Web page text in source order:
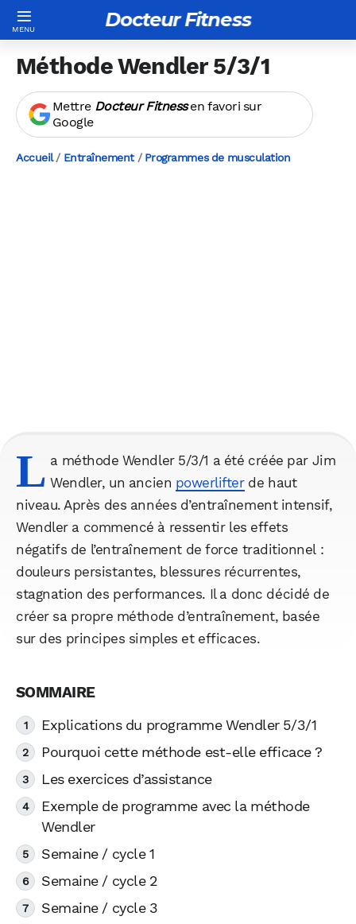
Docteur Fitness
Méthode Wendler 5/3/1
Mettre Docteur Fitnessen favori sur
Google
Accueil/ Entraînement/ Programmes de musculation
L a méthode Wendler 5/3/1 a été créée par Jim
Wendler, un ancien powerlifterde haut
niveau. Après des années d’entraînement intensif,
Wendler a commencé à ressentir les effets
négatifs de l’entraînement de force traditionnel :
douleurs persistantes, blessures récurrentes,
stagnation des performances. Il a donc décidé de
créer sa propre méthode d’entraînement, basée
sur des principes simples et efficaces.
Explications du programme Wendler 5/3/1
Pourquoi cette méthode est-elle efficace ?
Les exercices d’assistance
Exemple de programme avec la méthode
Wendler
Semaine / cycle 1
Semaine / cycle 2
Semaine / cycle 3